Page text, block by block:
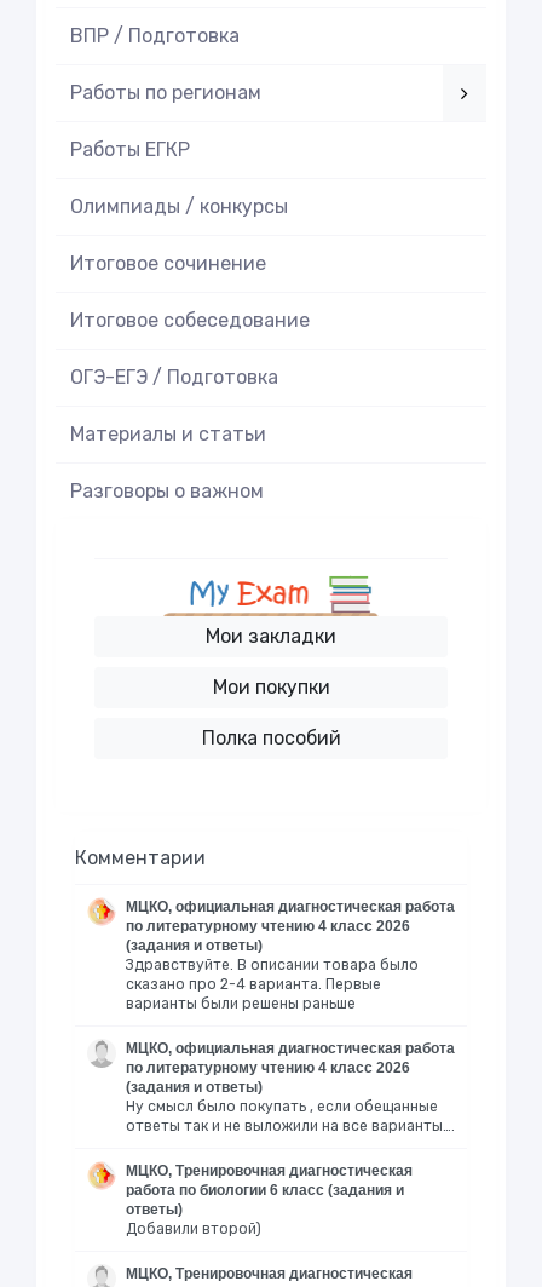
ВПР / Подготовка
Работы по регионам
Работы ЕГКР
Олимпиады / конкурсы
Итоговое cочинение
Итоговое cобеседование
ОГЭ-ЕГЭ / Подготовка
Материалы и статьи
Разговоры о важном
Мои закладки
Мои покупки
Полка пособий
Комментарии
МЦКО, официальная диагностическая работа
по литературному чтению 4 класс 2026
(задания и ответы)
Здравствуйте. В описании товара было
сказано про 2-4 варианта. Первые
варианты были решены раньше
МЦКО, официальная диагностическая работа
по литературному чтению 4 класс 2026
(задания и ответы)
Ну смысл было покупать , если обещанные
ответы так и не выложили на все варианты….
МЦКО, Тренировочная диагностическая
работа по биологии 6 класс (задания и
ответы)
Добавили второй)
МЦКО, Тренировочная диагностическая